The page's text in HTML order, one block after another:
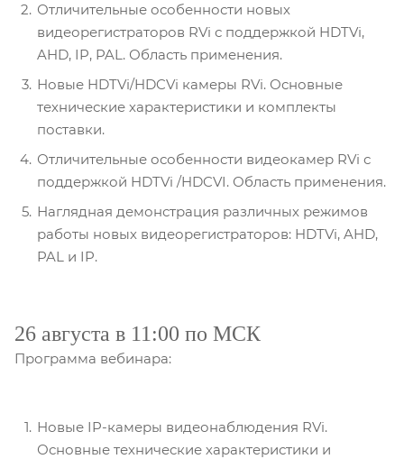
Отличительные особенности новых
видеорегистраторов RVi с поддержкой HDTVi,
AHD, IP, PAL. Область применения.
Новые HDTVi/HDCVi камеры RVi. Основные
технические характеристики и комплекты
поставки.
Отличительные особенности видеокамер RVi с
поддержкой HDTVi /HDCVI. Область применения.
Наглядная демонстрация различных режимов
работы новых видеорегистраторов: HDTVi, AHD,
PAL и IP.
26 августа в 11:00 по МСК
Программа вебинара:
Новые IP-камеры видеонаблюдения RVi.
Основные технические характеристики и